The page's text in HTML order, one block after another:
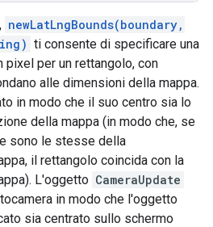
newLatLngBounds(boundary,
ti consente di specificare una
pixel per un rettangolo, con
alle dimensioni della mappa.
in modo che il suo centro sia lo
della mappa (in modo che, se
sono le stesse della
il rettangolo coincida con la
L'oggetto CameraUpdate
in modo che l'oggetto
sia centrato sullo schermo